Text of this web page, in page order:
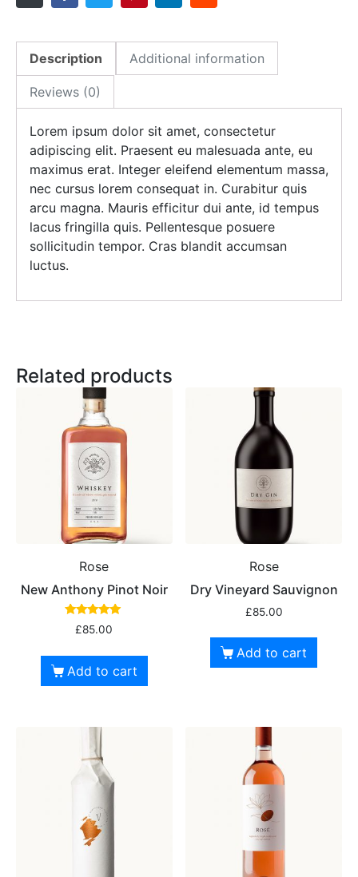
Description Additional information
Reviews (0)
Lorem ipsum dolor sit amet, consectetur
adipiscing elit. Praesent eu malesuada ante, eu
maximus erat. Integer eleifend elementum massa,
nec cursus lorem consequat in. Curabitur quis
arcu magna. Mauris efficitur dui ante, id tempus
lacus fringilla quis. Pellentesque posuere
sollicitudin tempor. Cras blandit accumsan
luctus.
Related products
Rose
New Anthony Pinot Noir
Rated
5.00
£85.00
Add to cart
Rose
Dry Vineyard Sauvignon
£85.00
Add to cart